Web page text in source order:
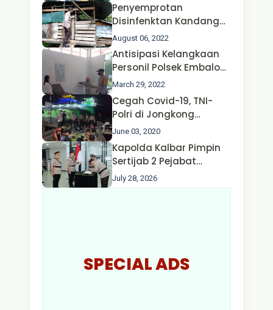
Penyemprotan
Disinfenktan Kandang
Ternak Kambing warga
Oleh Satgas Ops Aman
Nusa II Polda Kalbar*
August 06, 2022
Antisipasi Kelangkaan
Personil Polsek Embaloh
Hulu Gencar Lakukan
Pengecekan Oksigen
March 29, 2022
Cegah Covid-19, TNI-
Polri di Jongkong
Himbau Masyarakat
Jangan Kumpul Hinga
Larut Malam.
June 03, 2020
Kapolda Kalbar Pimpin
Sertijab 2 Pejabat
Utama dan 7 Kapolres,
AKBP Wisnu Perdana
July 28, 2026
SPECIAL ADS